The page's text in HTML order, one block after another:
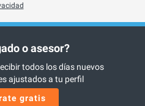
o asesor?
todos los días nuevos
ajustados a tu perfil
gratis